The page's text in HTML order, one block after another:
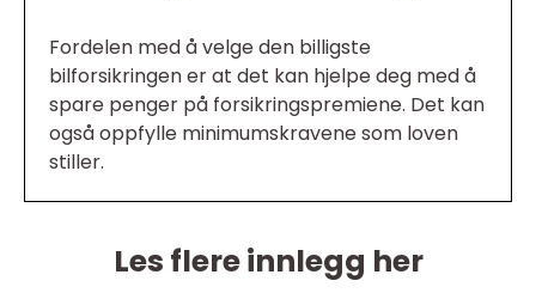
Fordelen med å velge den billigste
bilforsikringen er at det kan hjelpe deg med å
spare penger på forsikringspremiene. Det kan
også oppfylle minimumskravene som loven
stiller.
Les flere innlegg her